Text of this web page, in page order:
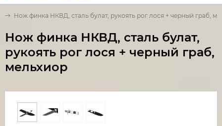
Нож финка НКВД, сталь булат, рукоять рог лося + черный граб,
Нож финка НКВД, сталь булат,
рукоять рог лося + черный граб,
мельхиор